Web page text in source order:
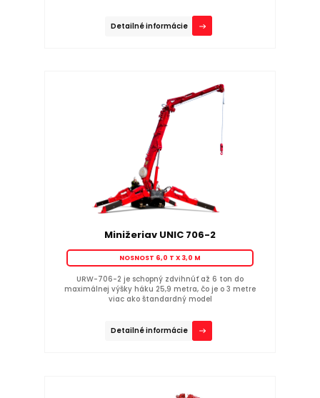
Detailné informácie
Minižeriav UNIC 706-2
NOSNOST 6,0 T X 3,0 M
URW-706-2 je schopný zdvihnúť až 6 ton do
maximálnej výšky háku 25,9 metra, čo je o 3 metre
viac ako štandardný model
Detailné informácie